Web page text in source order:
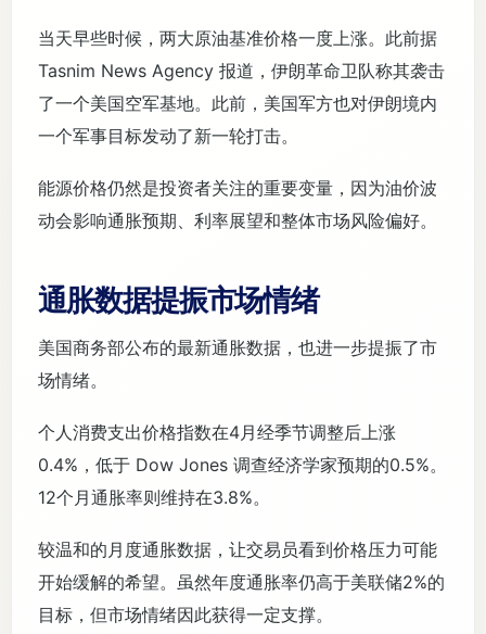
当天早些时候，两大原油基准价格一度上涨。此前据
Tasnim News Agency 报道，伊朗革命卫队称其袭击
了一个美国空军基地。此前，美国军方也对伊朗境内
一个军事目标发动了新一轮打击。
能源价格仍然是投资者关注的重要变量，因为油价波
动会影响通胀预期、利率展望和整体市场风险偏好。
通胀数据提振市场情绪
美国商务部公布的最新通胀数据，也进一步提振了市
场情绪。
个人消费支出价格指数在4月经季节调整后上涨
0.4%，低于 Dow Jones 调查经济学家预期的0.5%。
12个月通胀率则维持在3.8%。
较温和的月度通胀数据，让交易员看到价格压力可能
开始缓解的希望。虽然年度通胀率仍高于美联储2%的
目标，但市场情绪因此获得一定支撑。